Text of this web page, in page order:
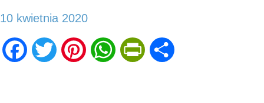
10 kwietnia 2020
FacebookTwitter PinterestWhatsAppPrintFriendly